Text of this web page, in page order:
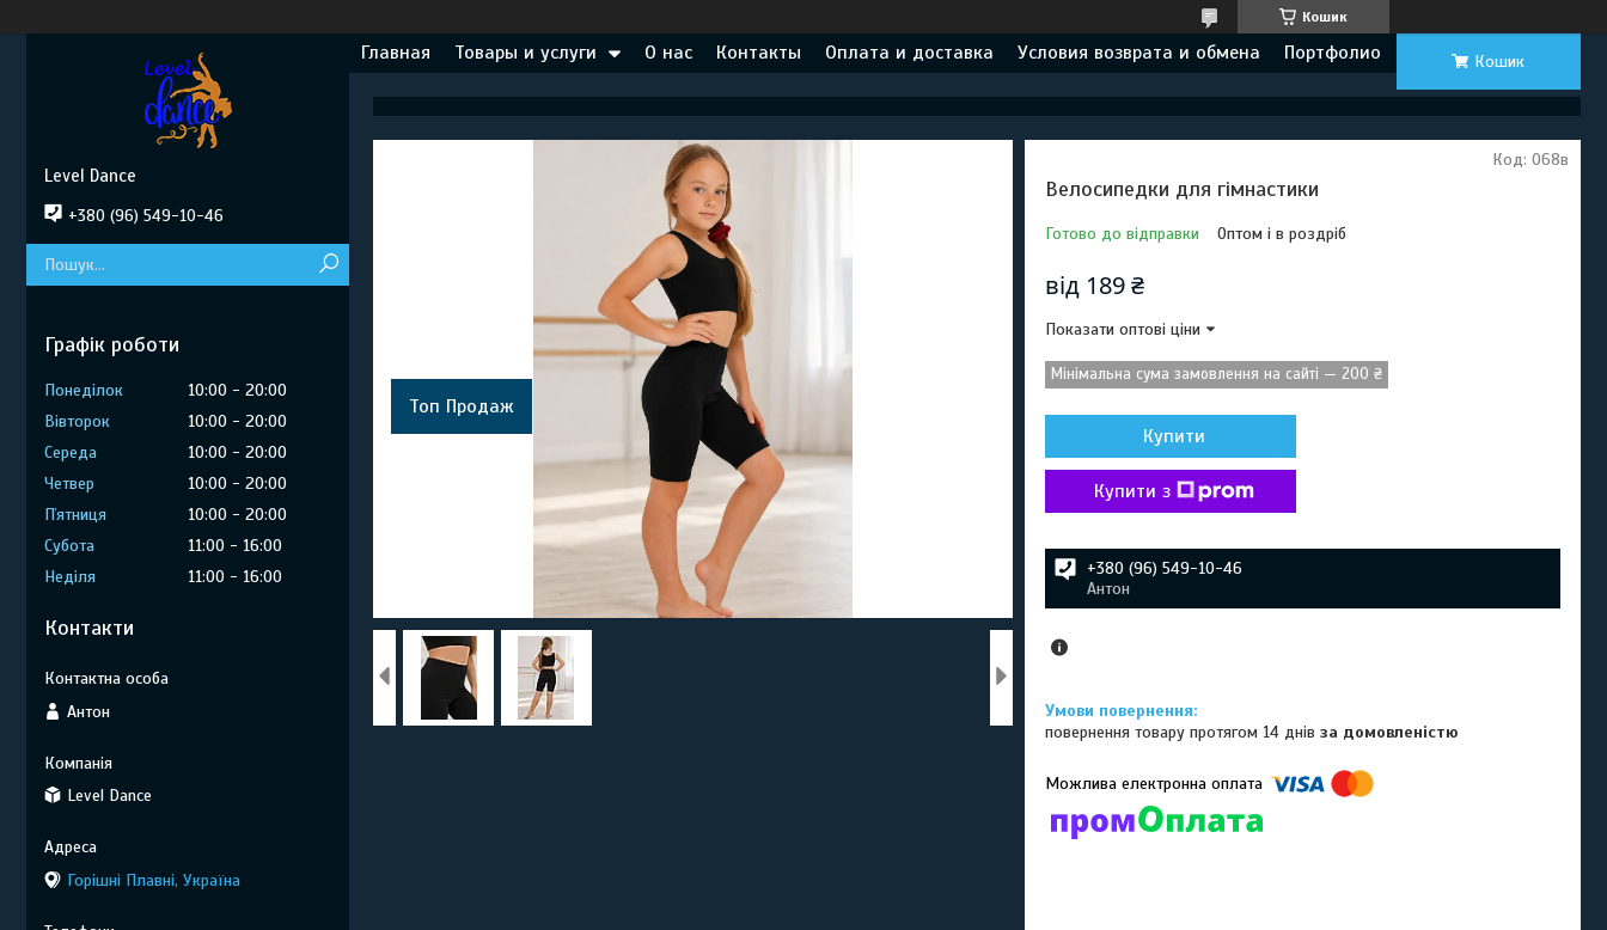
Кошик
Главная Товары и услуги О нас Контакты Оплата и доставка Условия возврата и обмена Портфолио Кошик
Топ Продаж
Велосипедки для гімнастики
Готово до відправки Оптом і в роздріб
Код: 068в
від 189 ₴
Показати оптові ціни
Мінімальна сума замовлення на сайті — 200 ₴
Купити
Купити з
+380 (96) 549-10-46
Антон
повернення товару протягом 14 днівза домовленістю
Level Dance
+380 (96) 549-10-46
Графік роботи
Понеділок 10:00
20:00
Вівторок
10:00
20:00
Середа
10:00
20:00
Четвер
10:00
20:00
Пʼятниця
10:00
20:00
Субота
11:00
16:00
Неділя
11:00 16:00
Контакти
Антон
Level Dance
Горішні Плавні, Україна